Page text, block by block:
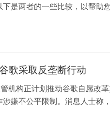
是两者的一些比较，以帮助
认为是医院使用的首选品牌之
歌采取反垄断行动
机构正计划推动谷歌自愿改
嫌不公平限制。消息人士称